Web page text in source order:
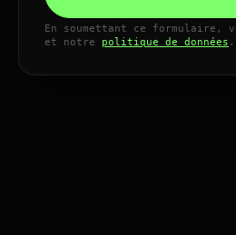
En soumettant ce formulaire,
et notre politique de données .